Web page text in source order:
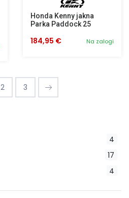
Honda Kenny jakna
Parka Paddock 25
Na zalogi
184,95 €
2 3
4
17
4